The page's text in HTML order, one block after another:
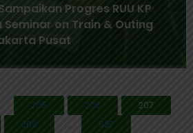
Progres RUU KP
on Train & Outing
Pusat
205 206
207
209 ... 527